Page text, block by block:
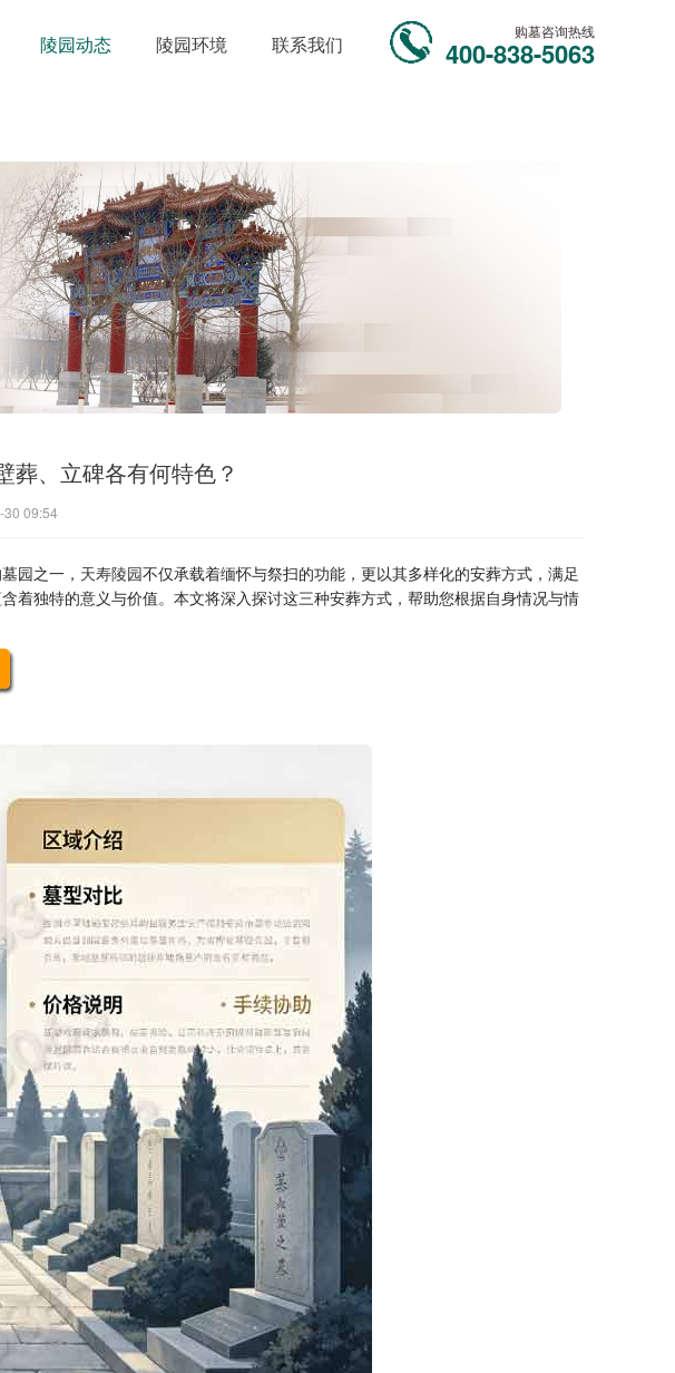
陵园动态 陵园环境 联系我们
购墓咨询热线
400-838-5063
葬、立碑各有何特色？
30 09:54
园之一， 天寿陵园不仅承载着缅怀与祭扫的功能，更以其多样化的安葬方式，满足
着独特的意义与价值。本文将深入探讨这三种安葬方式，帮助您根据自身情况与情